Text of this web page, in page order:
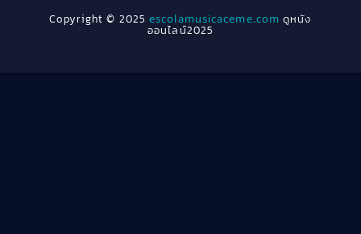
Cult Film(4)
1940
Copyright © 2025escolamusicaceme.com ดูหนัง
ออนไลน์2025